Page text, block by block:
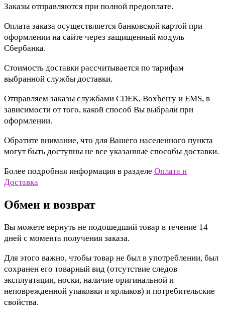
Заказы отправляются при полной предоплате.
Оплата заказа осуществляется банковской картой при
оформлении на сайте через защищенный модуль
Сбербанка.
Стоимость доставки рассчитывается по тарифам
выбранной службы доставки.
Отправляем заказы службами CDEK, Boxberry и EMS, в
зависимости от того, какой способ Вы выбрали при
оформлении.
Обратите внимание, что для Вашего населенного пункта
могут быть доступны не все указанные способы доставки.
Более подробная информация в разделе Оплата и
Доставка
Обмен и возврат
Вы можете вернуть не подошедший товар в течение 14
дней с момента получения заказа.
Для этого важно, чтобы товар не был в употреблении, был
сохранен его товарный вид (отсутствие следов
эксплуатации, носки, наличие оригинальной и
неповрежденной упаковки и ярлыков) и потребительские
свойства.